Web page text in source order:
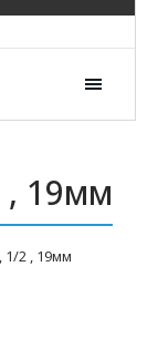
, 19мм
1/2 , 19мм